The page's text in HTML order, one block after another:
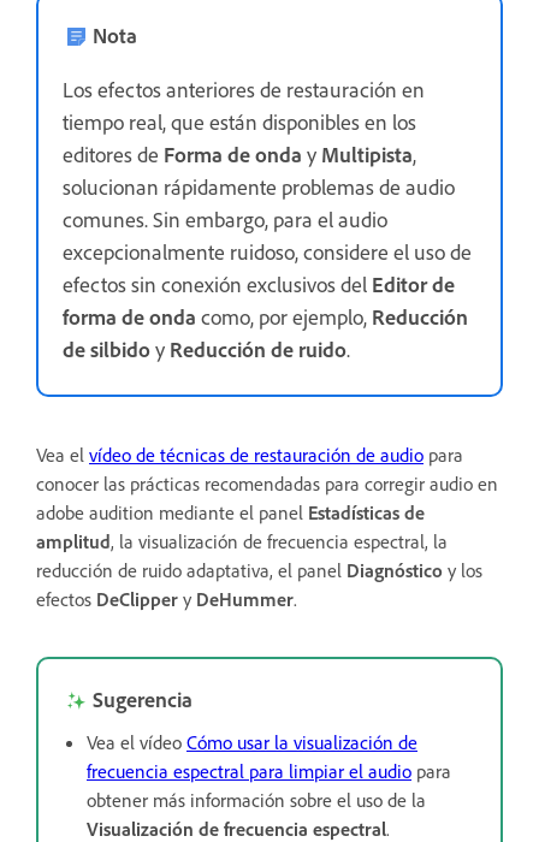
Nota
Los efectos anteriores de restauración en
tiempo real, que están disponibles en los
editores de Forma de onda y Multipista,
solucionan rápidamente problemas de audio
comunes. Sin embargo, para el audio
excepcionalmente ruidoso, considere el uso de
efectos sin conexión exclusivos del Editor de
forma de onda como, por ejemplo, Reducción
de silbidoy Reducción de ruido.
Vea el vídeo de técnicas de restauración de audio para
conocer las prácticas recomendadas para corregir audio en
adobe audition mediante el panel Estadísticas de
amplitud, la visualización de frecuencia espectral, la
reducción de ruido adaptativa, el panel Diagnóstico y los
efectos DeClipper y DeHummer.
Sugerencia
Vea el vídeo Cómo usar la visualización de
frecuencia espectral para limpiar el audio para
obtener más información sobre el uso de la
Visualización de frecuencia espectral.